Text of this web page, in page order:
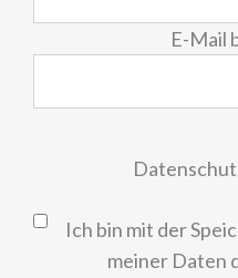
E-Mail
Ich bin mit der
meiner Daten